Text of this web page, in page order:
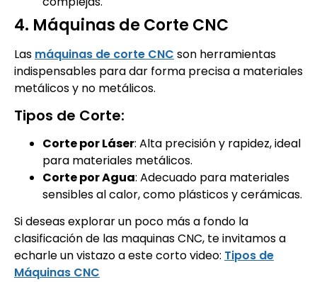
4. Máquinas de Corte CNC
Las máquinas de corte CNC son herramientas
indispensables para dar forma precisa a materiales
metálicos y no metálicos.
Tipos de Corte:
Corte por Láser: Alta precisión y rapidez, ideal
para materiales metálicos.
Corte por Agua: Adecuado para materiales
sensibles al calor, como plásticos y cerámicas.
Si deseas explorar un poco más a fondo la
clasificación de las maquinas CNC, te invitamos a
echarle un vistazo a este corto video: Tipos de
Máquinas CNC